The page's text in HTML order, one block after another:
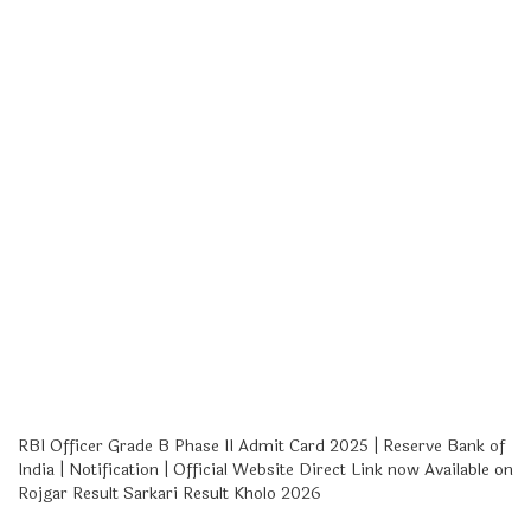
RBI Officer Grade B Phase II Admit Card 2025 | Reserve Bank of
India | Notification | Official Website Direct Link now Available on
Rojgar Result Sarkari Result Kholo 2026